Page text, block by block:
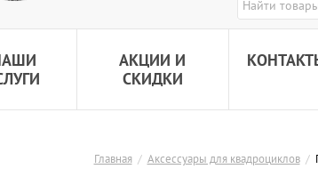
АКЦИИ И
СКИДКИ
Главная / Аксессуары для квадроциклов /